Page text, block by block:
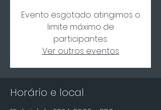
Evento esgotado. atingimos o
limite máximo de
participantes.
Ver outros eventos
Horário e local